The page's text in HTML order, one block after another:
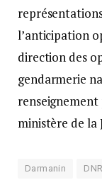
l’anticipation
direction des
gendarmerie
ministère de la
Darmanin